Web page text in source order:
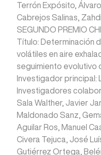
Terrón Expósito,
Cabrejos Salinas,
SEGUNDO PREMIO
Título: Determinación
volátiles en aire
seguimiento evolutivo
Investigador principal:
Investigadores
Sala Walther, Javier
Maldonado Sanz,
Aguilar Ros, Manuel
Civera Tejuca, José
Gutiérrez Ortega,